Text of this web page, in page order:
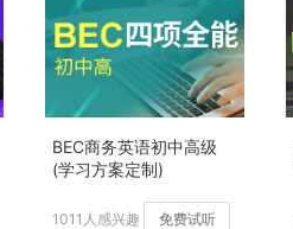
BEC商务英语初中高级
(学习方案定制)
1011人感兴趣 免费试听